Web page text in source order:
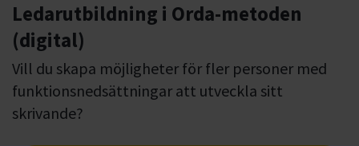
Ledarutbildning i Orda-metoden
(digital)
Vill du skapa möjligheter för fler personer med
funktionsnedsättningar att utveckla sitt
skrivande?